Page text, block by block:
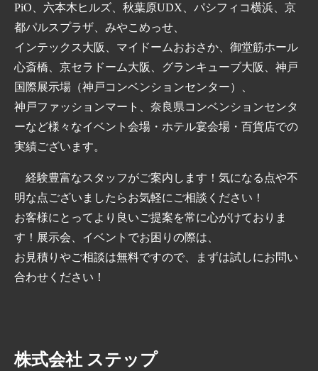
PiO、六本木ヒルズ、秋葉原UDX、パシフィコ横浜、京
都パルスプラザ、みやこめっせ、
インテックス大阪、マイドームおおさか、御堂筋ホール
心斎橋、京セラドーム大阪、グランキューブ大阪、神戸
国際展示場（神戸コンベンションセンター）、
神戸ファッションマート、奈良県コンベンションセンタ
ーなど様々なイベント会場・ホテル宴会場・百貨店での
実績ございます。
経験豊富なスタッフがご案内します！気になる点や不
明な点ございましたらお気軽にご相談ください！
お客様にとってより良いご提案を常に心がけておりま
す！展示会、イベントでお困りの際は、
お見積りやご相談は無料ですので、まずは試しにお問い
合わせください！
株式会社 ステップ